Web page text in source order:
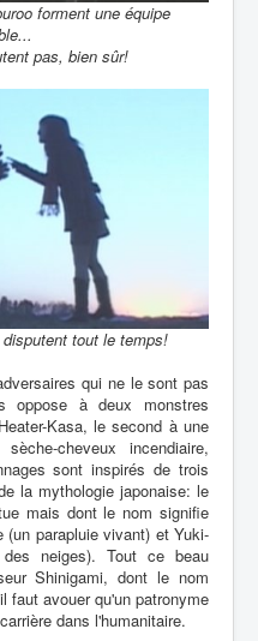
forment une équipe
pas, bien sûr!
tout le temps!
qui ne le sont pas
oppose à deux monstres
Kasa, le second à une
cheveux incendiaire,
sont inspirés de trois
la mythologie japonaise: le
mais dont le nom signifie
parapluie vivant) et Yuki-
neiges). Tout ce beau
Shinigami, dont le nom
faut avouer qu'un patronyme
dans l'humanitaire.